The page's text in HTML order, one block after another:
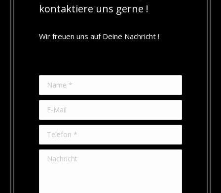
kontaktiere uns gerne !
Wir freuen uns auf Deine Nachricht !
Name *
E-Mail
Telefon *
Nachricht